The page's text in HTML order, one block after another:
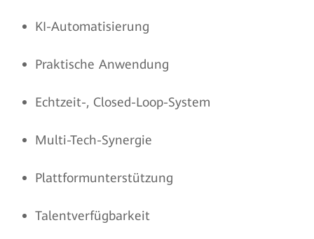
KI-Automatisierung
Praktische Anwendung
Echtzeit-, Closed-Loop-System
Multi-Tech-Synergie
Plattformunterstützung
Talentverfügbarkeit